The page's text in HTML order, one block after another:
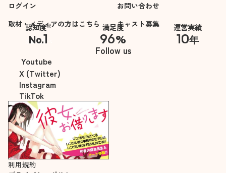
ログイン
お問い合わせ
取材・メディアの方はこちら
キャスト募集
認知度※
No.1
※自社調べ
満足度
96%
運営実績
10年
Follow us
Youtube
X (Twitter)
Instagram
TikTok
利用規約